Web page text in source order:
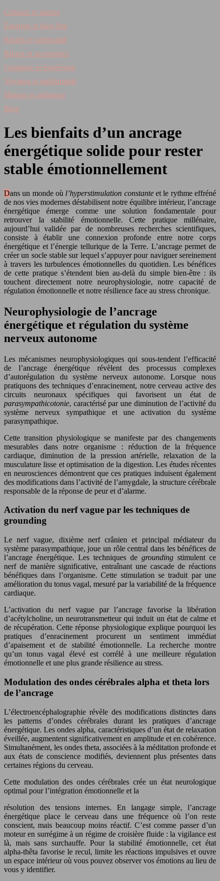
Cristaux et pierres
Énergies et bien-être
Rituels et spiritualité
Bijoux et accessoires
Guidance et ésotérisme
Voyance et médiumnité
Maison et ambiance
Blog
Les bienfaits d’un ancrage
énergétique solide pour rester
stable émotionnellement
Dans un monde où l’hyperstimulation constanteet le rythme effréné
de nos vies modernes déstabilisent notre équilibre intérieur, l’ancrage
énergétique émerge comme une solution fondamentale pour
retrouver la stabilité émotionnelle. Cette pratique millénaire,
aujourd’hui validée par de nombreuses recherches scientifiques,
consiste à établir une connexion profonde entre notre corps
énergétique et l’énergie tellurique de la Terre. L’ancrage permet de
créer un socle stable sur lequel s’appuyer pour naviguer sereinement
à travers les turbulences émotionnelles du quotidien. Les bénéfices
de cette pratique s’étendent bien au-delà du simple bien-être : ils
touchent directement notre neurophysiologie, notre capacité de
régulation émotionnelle et notre résilience face au stress chronique.
Neurophysiologie de l’ancrage
énergétique et régulation du système
nerveux autonome
Les mécanismes neurophysiologiques qui sous-tendent l’efficacité
de l’ancrage énergétique révèlent des processus complexes
d’autorégulation du système nerveux autonome. Lorsque nous
pratiquons des techniques d’enracinement, notre cerveau active des
circuits neuronaux spécifiques qui favorisent un état de
parasympathicotonie, caractérisé par une diminution de l’activité du
système nerveux sympathique et une activation du système
parasympathique.
Cette transition physiologique se manifeste par des changements
mesurables dans notre organisme : réduction de la fréquence
cardiaque, diminution de la pression artérielle, relaxation de la
musculature lisse et optimisation de la digestion. Les études récentes
en neurosciences démontrent que ces pratiques induisent également
des modifications dans l’activité de l’amygdale, la structure cérébrale
responsable de la réponse de peur et d’alarme.
Activation du nerf vague par les techniques de
grounding
Le nerf vague, dixième nerf crânien et principal médiateur du
système parasympathique, joue un rôle central dans les bénéfices de
l’ancrage énergétique. Les techniques de grounding stimulent ce
nerf de manière significative, entraînant une cascade de réactions
bénéfiques dans l’organisme. Cette stimulation se traduit par une
amélioration du tonus vagal, mesuré par la variabilité de la fréquence
cardiaque.
L’activation du nerf vague par l’ancrage favorise la libération
d’acétylcholine, un neurotransmetteur qui induit un état de calme et
de récupération. Cette réponse physiologique explique pourquoi les
pratiques d’enracinement procurent un sentiment immédiat
d’apaisement et de stabilité émotionnelle. La recherche montre
qu’un tonus vagal élevé est corrélé à une meilleure régulation
émotionnelle et une plus grande résilience au stress.
Modulation des ondes cérébrales alpha et theta lors
de l’ancrage
L’électroencéphalographie révèle des modifications distinctes dans
les patterns d’ondes cérébrales durant les pratiques d’ancrage
énergétique. Les ondes alpha, caractéristiques d’un état de relaxation
éveillée, augmentent significativement en amplitude et en cohérence.
Simultanément, les ondes theta, associées à la méditation profonde et
aux états de conscience modifiés, deviennent plus présentes dans
certaines régions du cerveau.
Cette modulation des ondes cérébrales crée un état neurologique
optimal pour l’intégration émotionnelle et la
résolution des tensions internes. En langage simple, l’ancrage
énergétique place le cerveau dans une fréquence où l’on reste
conscient, mais beaucoup moins réactif. C’est comme passer d’un
moteur en surrégime à un régime de croisière fluide : la vigilance est
là, mais sans surchauffe. Pour la stabilité émotionnelle, cet état
alpha-thêta favorise le recul, limite les réactions impulsives et ouvre
un espace intérieur où vous pouvez observer vos émotions au lieu de
vous y identifier.